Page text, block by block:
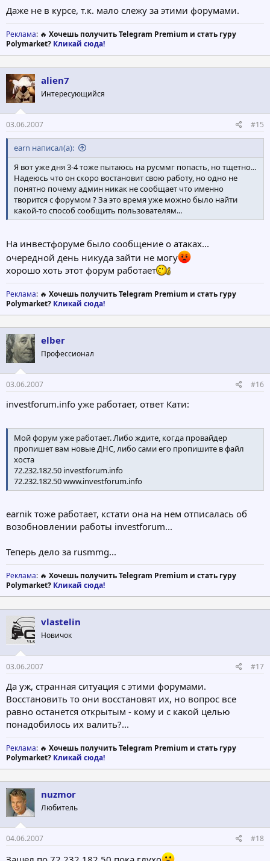
Даже не в курсе, т.к. мало слежу за этими форумами.
Реклама: 🔥 Хочешь получить Telegram Premium и стать гуру
Polymarket? Кликай сюда!
alien7
Интересующийся
03.06.2007 #15
earn написал(а):
Я вот уже дня 3-4 тоже пытаюсь на русммг попасть, но тщетно...
Надеюсь что он скоро востановит свою работу, но одно не
понятно почему админ никак не сообщает что именно
творится с форумом ? За это время уже можно было найти
какой-то способ сообщить пользователям...
На инвестфоруме было сообщение о атаках...
очередной день никуда зайти не могу
хорошо хоть этот форум работает
Реклама: 🔥 Хочешь получить Telegram Premium и стать гуру
Polymarket? Кликай сюда!
elber
Профессионал
03.06.2007 #16
investforum.info уже работает, ответ Кати:
Мой форум уже работает. Либо ждите, когда провайдер
пропишет вам новые ДНС, либо сами его пропишите в файл
хоста
72.232.182.50 investforum.info
72.232.182.50 www.investforum.info
earnik тоже работает, кстати она на нем отписалась об
возобновлении работы investforum...
Теперь дело за rusmmg...
Реклама: 🔥 Хочешь получить Telegram Premium и стать гуру
Polymarket? Кликай сюда!
vlastelin
Новичок
03.06.2007 #17
Да уж, странная ситуация с этими форумами.
Восстановить то они восстановят их, но вопрос все
равно останется открытым - кому и с какой целью
понадобилось их валить?...
Реклама: 🔥 Хочешь получить Telegram Premium и стать гуру
Polymarket? Кликай сюда!
nuzmor
Любитель
04.06.2007 #18